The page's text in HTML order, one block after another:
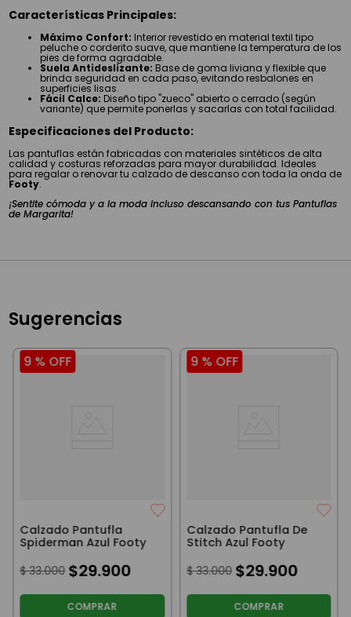
Características Principales:
Máximo Confort: Interior revestido en material textil tipo
peluche o corderito suave, que mantiene la temperatura de los
pies de forma agradable.
Suela Antideslizante: Base de goma liviana y flexible que
brinda seguridad en cada paso, evitando resbalones en
superficies lisas.
Fácil Calce: Diseño tipo "zueco" abierto o cerrado (según
variante) que permite ponerlas y sacarlas con total facilidad.
Especificaciones del Producto:
Las pantuflas están fabricadas con materiales sintéticos de alta
calidad y costuras reforzadas para mayor durabilidad. Ideales
para regalar o renovar tu calzado de descanso con toda la onda de
Footy.
¡Sentite cómoda y a la moda incluso descansando con tus Pantuflas
de Margarita!
Sugerencias
9 % OFF
Calzado Pantufla
Spiderman Azul Footy
$ 33.000 $29.900
COMPRAR
9 % OFF
Calzado Pantufla De
Stitch Azul Footy
$ 33.000 $29.900
COMPRAR